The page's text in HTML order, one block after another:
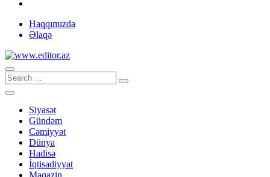
Haqqımızda
Əlaqə
Siyasət
Gündəm
Cəmiyyət
Dünya
Hadisə
İqtisadiyyat
Maqazin